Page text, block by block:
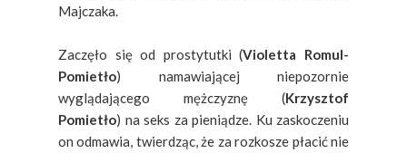
Majczaka.
Zaczęło się od prostytutki (Violetta Romul-
Pomietło) namawiającej niepozornie
wyglądającego mężczyznę (Krzysztof
Pomietło) na seks za pieniądze. Ku zaskoczeniu
on odmawia, twierdząc, że za rozkosze płacić nie